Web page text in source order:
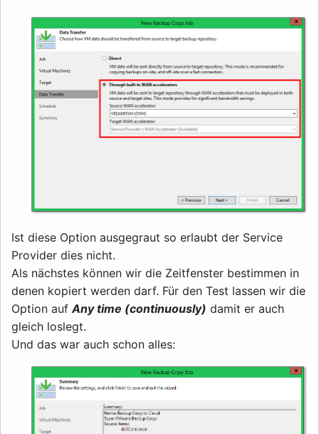
Ist diese Option ausgegraut so erlaubt der Service
Provider dies nicht.
Als nächstes können wir die Zeitfenster bestimmen in
denen kopiert werden darf. Für den Test lassen wir die
Option auf Any time (continuously) damit er auch
gleich loslegt.
Und das war auch schon alles: